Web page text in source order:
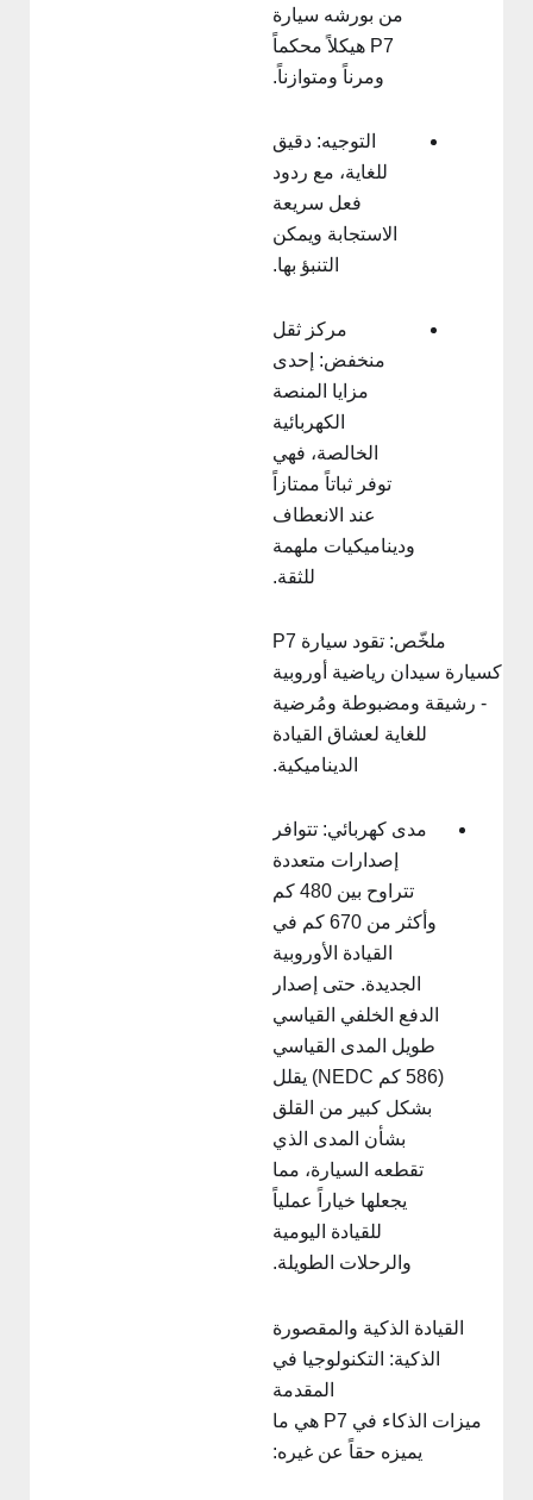
من بورشه سيارة
P7 هيكلاً محكماً
ومرناً ومتوازناً.
التوجيه: دقيق
للغاية، مع ردود
فعل سريعة
الاستجابة ويمكن
التنبؤ بها.
مركز ثقل
منخفض: إحدى
مزايا المنصة
الكهربائية
الخالصة، فهي
توفر ثباتاً ممتازاً
عند الانعطاف
وديناميكيات ملهمة
للثقة.
ملخّص: تقود سيارة P7
سيدان رياضية أوروبية
- رشيقة ومضبوطة ومُرضية
للغاية لعشاق القيادة
الديناميكية.
مدى كهربائي: تتوافر
إصدارات متعددة
تتراوح بين 480 كم
وأكثر من 670 كم في
القيادة الأوروبية
الجديدة. حتى إصدار
الدفع الخلفي القياسي
طويل المدى القياسي
(586 كم NEDC) يقلل
بشكل كبير من القلق
بشأن المدى الذي
تقطعه السيارة، مما
يجعلها خياراً عملياً
للقيادة اليومية
والرحلات الطويلة.
القيادة الذكية والمقصورة
الذكية: التكنولوجيا في
المقدمة
ميزات الذكاء في P7 هي ما
يميزه حقاً عن غيره: